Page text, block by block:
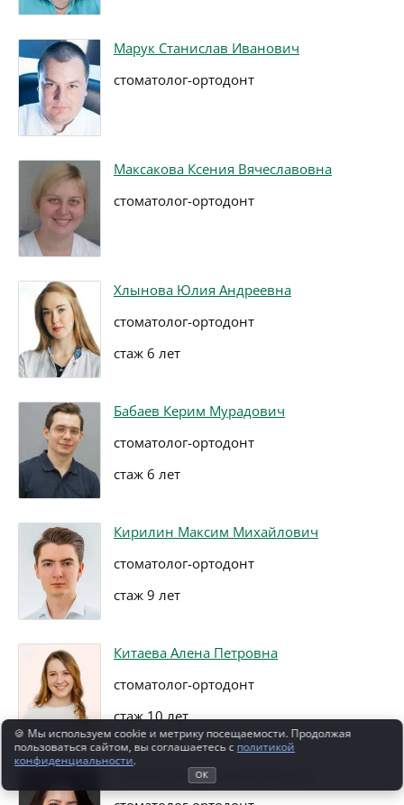
Марук Станислав Иванович
стоматолог-ортодонт
Максакова Ксения Вячеславовна
стоматолог-ортодонт
Хлынова Юлия Андреевна
стоматолог-ортодонт
стаж 6 лет
Бабаев Керим Мурадович
стоматолог-ортодонт
стаж 6 лет
Кирилин Максим Михайлович
стоматолог-ортодонт
стаж 9 лет
Китаева Алена Петровна
стоматолог-ортодонт
стаж 10 лет
Галкина Юлия Александровна
🍪 Мы используем cookie и метрику посещаемости. Продолжая
пользоваться сайтом, вы соглашаетесь с политикой
конфиденциальности.
ОК